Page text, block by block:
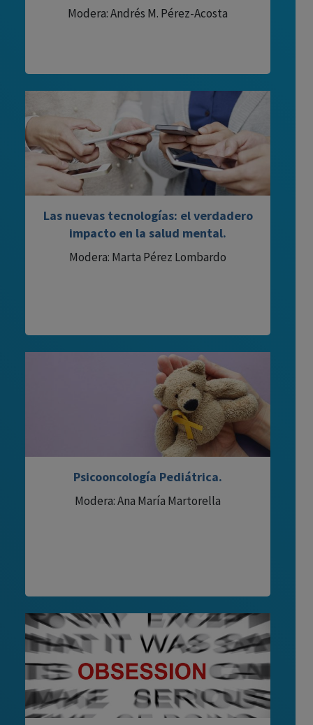
Modera: Andrés M. Pérez-Acosta
Las nuevas tecnologías: el verdadero
impacto en la salud mental.
Modera: Marta Pérez Lombardo
Psicooncología Pediátrica.
Modera: Ana María Martorella